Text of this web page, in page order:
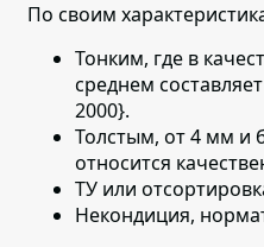
По своим
Тонким, где в
среднем
2000}.
Толстым, от 4 мм и
относится
ТУ или
Некондиция,